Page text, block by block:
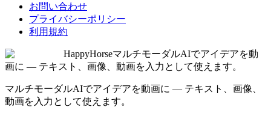
お問い合わせ
プライバシーポリシー
利用規約
HappyHorseマルチモーダルAIでアイデアを動
画に — テキスト、画像、動画を入力として使えます。
マルチモーダルAIでアイデアを動画に — テキスト、画像、
動画を入力として使えます。